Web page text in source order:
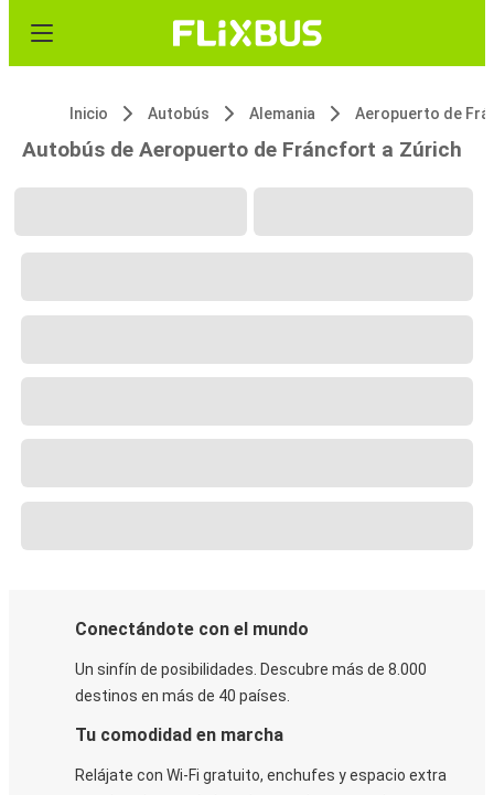
Inicio Autobús Alemania
Autobús de Aeropuerto de Fráncfort a Zúrich
Conectándote con el mundo
Un sinfín de posibilidades. Descubre más de 8.000
destinos en más de 40 países.
Tu comodidad en marcha
Relájate con Wi-Fi gratuito, enchufes y espacio extra